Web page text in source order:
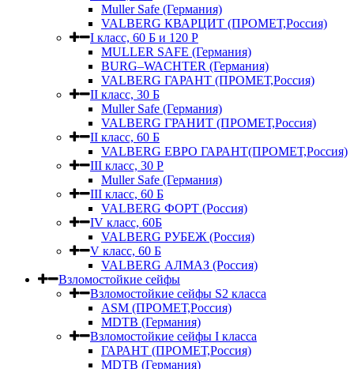
Muller Safe (Германия)
VALBERG КВАРЦИТ (ПРОМЕТ,Россия)
I класс, 60 Б и 120 Р
MULLER SAFE (Германия)
BURG–WACHTER (Германия)
VALBERG ГАРАНТ (ПРОМЕТ,Россия)
II класс, 30 Б
Muller Safe (Германия)
VALBERG ГРАНИТ (ПРОМЕТ,Россия)
II класс, 60 Б
VALBERG ЕВРО ГАРАНТ(ПРОМЕТ,Россия)
III класс, 30 Р
Muller Safe (Германия)
III класс, 60 Б
VALBERG ФОРТ (Россия)
IV класс, 60Б
VALBERG РУБЕЖ (Россия)
V класс, 60 Б
VALBERG АЛМАЗ (Россия)
Взломостойкие сейфы
Взломостойкие сейфы S2 класса
ASM (ПРОМЕТ,Россия)
MDTB (Германия)
Взломостойкие сейфы I класса
ГАРАНТ (ПРОМЕТ,Россия)
MDTB (Германия)